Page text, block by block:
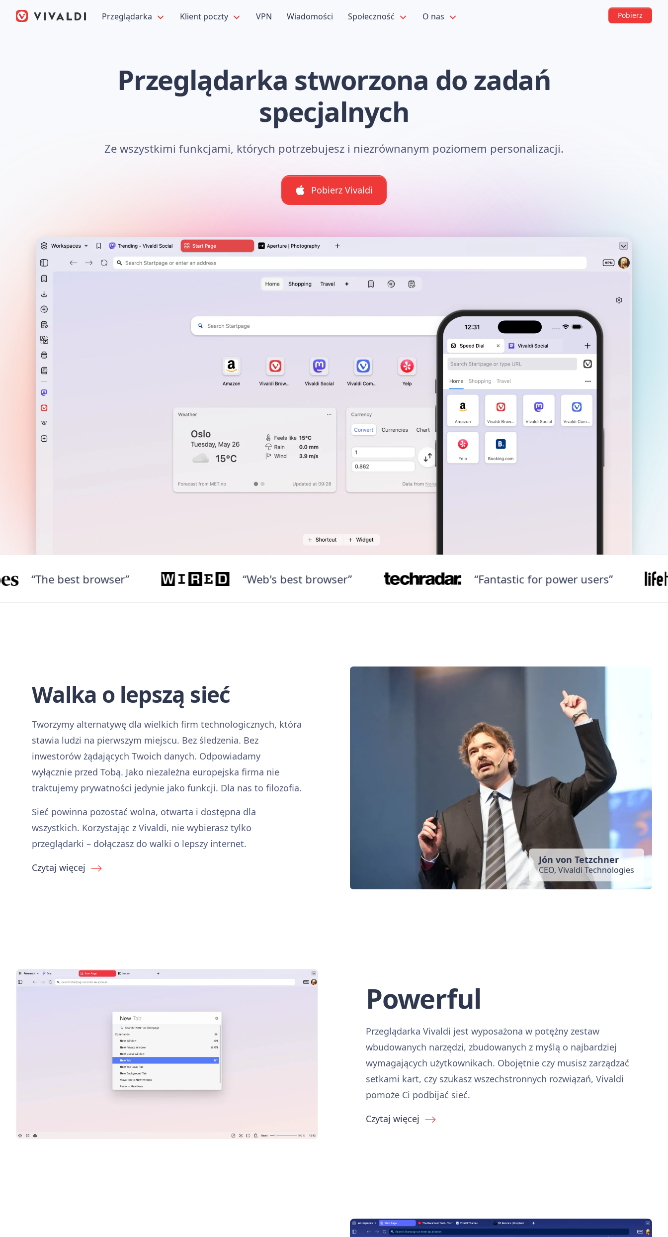
Przeglądarka Klient poczty VPN Wiadomości Społeczność O nas Pobierz
Przeglądarka stworzona do zadań
specjalnych
Ze wszystkimi funkcjami, których potrzebujesz i niezrównanym poziomem personalizacji.
Pobierz Vivaldi
“The best browser” “Web's best browser” “Fantastic for power users”
Jón von Tetzchner
CEO, Vivaldi Technologies
Walka o lepszą sieć
Tworzymy alternatywę dla wielkich firm technologicznych, która
stawia ludzi na pierwszym miejscu. Bez śledzenia. Bez
inwestorów żądających Twoich danych. Odpowiadamy
wyłącznie przed Tobą. Jako niezależna europejska firma nie
traktujemy prywatności jedynie jako funkcji. Dla nas to filozofia.
Sieć powinna pozostać wolna, otwarta i dostępna dla
wszystkich. Korzystając z Vivaldi, nie wybierasz tylko
przeglądarki – dołączasz do walki o lepszy internet.
Czytaj więcej
Powerful
Przeglądarka Vivaldi jest wyposażona w potężny zestaw
wbudowanych narzędzi, zbudowanych z myślą o najbardziej
wymagających użytkownikach. Obojętnie czy musisz zarządzać
setkami kart, czy szukasz wszechstronnych rozwiązań, Vivaldi
pomoże Ci podbijać sieć.
Czytaj więcej